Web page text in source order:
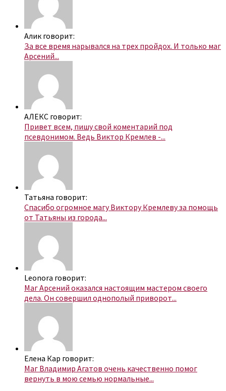
Алик говорит:
За все время нарывался на трех пройдох. И только маг
Арсений...
АЛЕКС говорит:
Привет всем, пишу свой коментарий под
псевдонимом. Ведь Виктор Кремлев -...
Татьяна говорит:
Спасибо огромное магу Виктору Кремлеву за помощь
от Татьяны из города...
Leonora говорит:
Маг Арсений оказался настоящим мастером своего
дела. Он совершил однополый приворот...
Елена Кар говорит:
Маг Владимир Агатов очень качественно помог
вернуть в мою семью нормальные...